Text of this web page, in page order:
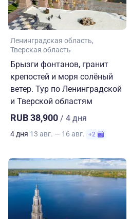
Ленинградская область
Тверская область
Брызги фонтанов, гранит
крепостей и моря солёный
ветер. Тур по Ленинградской
и Тверской областям
RUB 38,900 / 4 дня
4 дня 13 авг. — 16 авг. +2